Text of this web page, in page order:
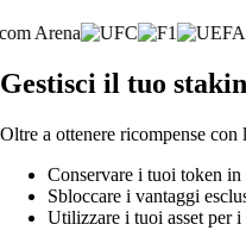
Gestisci il tuo
Oltre a ottenere ricompense
Conservare i tuoi token in
Sbloccare i vantaggi
Utilizzare i tuoi asset per